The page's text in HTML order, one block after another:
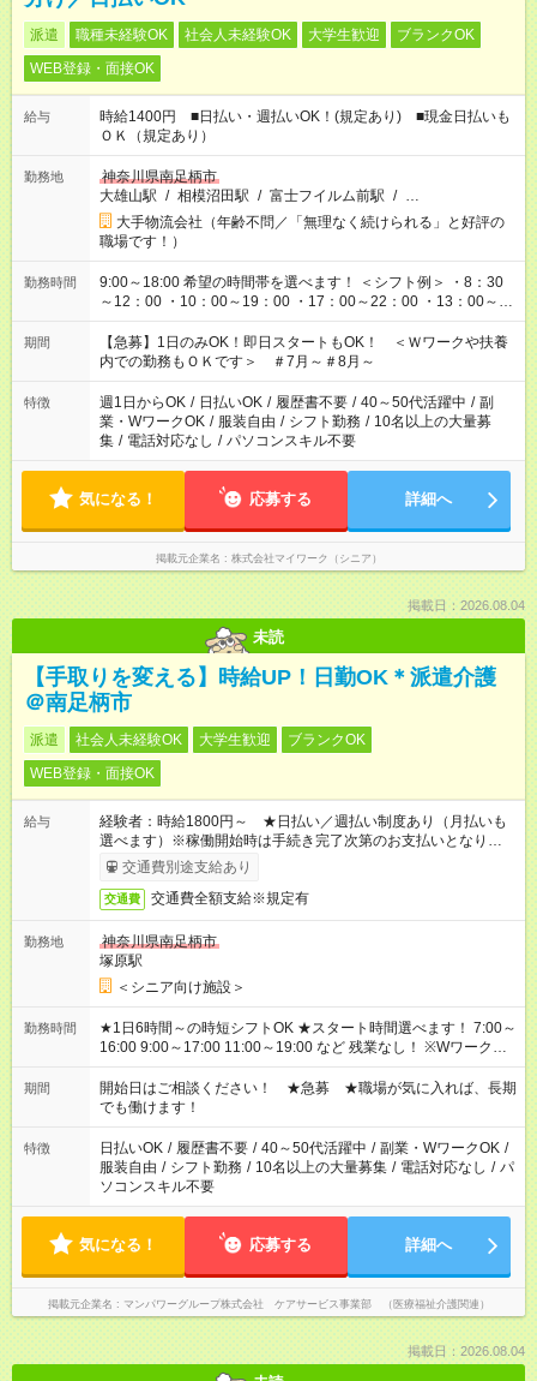
派遣 職種未経験OK 社会人未経験OK 大学生歓迎
ブランクOK
WEB登録・面接OK
給与
時給1400円 ■日払い・週払いOK！(規定あり) ■現金日払いも
ＯＫ（規定あり）
勤務地
神奈川県南足柄市
大雄山駅 / 相模沼田駅 / 富士フイルム前駅 / …
大手物流会社（年齢不問／「無理なく続けられる」と好評の
職場です！）
勤務時間
9:00～18:00 希望の時間帯を選べます！ ＜シフト例＞ ・8：30
～12：00 ・10：00～19：00 ・17：00～22：00 ・13：00～
22：00 ・22：00～翌6：00 など
期間
【急募】1日のみOK！即日スタートもOK！ ＜Ｗワークや扶養
内での勤務もＯＫです＞ ＃7月～＃8月～
特徴 週1日からOK / 日払いOK / 履歴書不要 / 40～50代活躍中 / 副
業・WワークOK / 服装自由 / シフト勤務 / 10名以上の大量募
集 / 電話対応なし / パソコンスキル不要
気になる！ 応募する 詳細へ
掲載元企業名 株式会社マイワーク（シニア）
掲載日：2026.08.04
未読
【手取りを変える】時給UP！日勤OK＊派遣介護
＠南足柄市
派遣 社会人未経験OK 大学生歓迎
ブランクOK
WEB登録・面接OK
給与
経験者：時給1800円～ ★日払い／週払い制度あり（月払いも
選べます）※稼働開始時は手続き完了次第のお支払いとなりま
す。交通費別途支給あり
交通費 交通費全額支給※規定有
勤務地
神奈川県南足柄市
塚原駅
＜シニア向け施設＞
勤務時間
★1日6時間～の時短シフトOK ★スタート時間選べます！ 7:00～
16:00 9:00～17:00 11:00～19:00 など 残業なし！ ※Wワークの
場合、他のお仕事と合わせ週40時間超の就業はご案内できませ
ん ※法令に基づき、週20時間以上勤務は社会保険への加入対象
となります ※労働者派遣法（日雇い派遣の原則禁止）により、
短時間・短期間の就業はご案内が難しい場合があります
期間
開始日はご相談ください！ ★急募 ★職場が気に入れば、長期
でも働けます！
特徴 日払いOK / 履歴書不要 / 40～50代活躍中 / 副業・WワークOK /
服装自由 / シフト勤務 / 10名以上の大量募集 / 電話対応なし / パ
ソコンスキル不要
気になる！ 応募する 詳細へ
掲載元企業名 マンパワーグループ株式会社 ケアサービス事業部 （医療福祉介護関連）
掲載日：2026.08.04